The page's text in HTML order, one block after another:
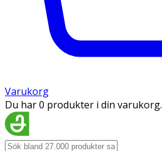
Varukorg
Du har 0 produkter i din varukorg.